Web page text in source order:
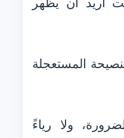
المستعجلة
ولا رياءً